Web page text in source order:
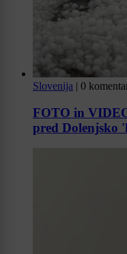
Slovenija | 0
FOTO in
pred Dolenjsko